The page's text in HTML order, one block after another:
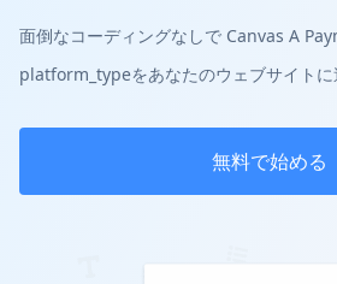
面倒なコーディングなしで Canvas A
platform_typeをあなたのウェブサイトに
無料で始める